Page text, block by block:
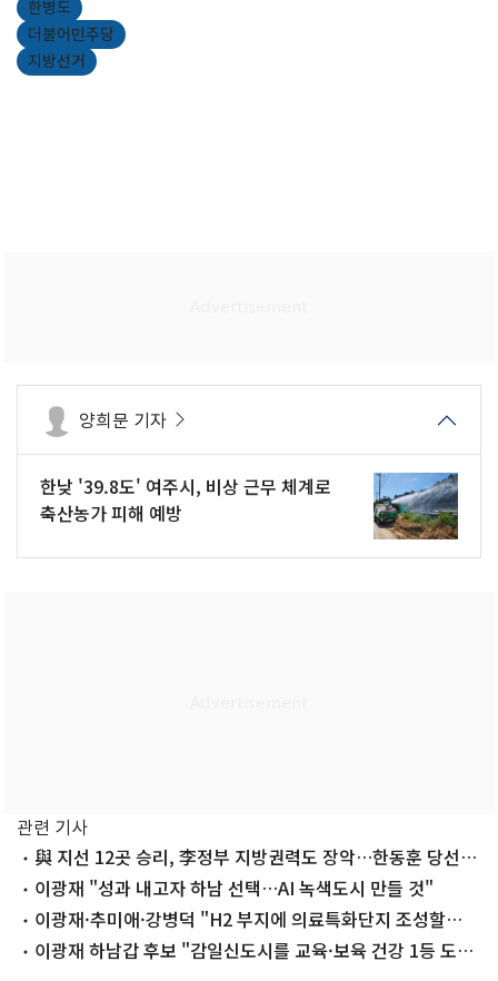
한병도
더불어민주당
지방선거
양희문 기자
한낮 '39.8도' 여주시, 비상 근무 체계로
축산농가 피해 예방
관련 기사
與 지선 12곳 승리, 李정부 지방권력도 장악…한동훈 당선,
조국 낙선
이광재 "성과 내고자 하남 선택…AI 녹색도시 만들 것"
이광재·추미애·강병덕 "H2 부지에 의료특화단지 조성할
것"이광재 하남갑 후보 "감일신도시를 교육·보육 건강 1등 도시